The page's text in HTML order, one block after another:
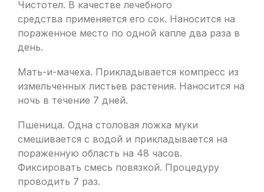
Чистотел. В качестве лечебного
средства применяется его сок. Наносится на
пораженное место по одной капле два раза в
день.
Мать-и-мачеха. Прикладывается компресс из
измельченных листьев растения. Наносится на
ночь в течение 7 дней.
Пшеница. Одна столовая ложка муки
смешивается с водой и прикладывается на
пораженную область на 48 часов.
Фиксировать смесь повязкой. Процедуру
проводить 7 раз.